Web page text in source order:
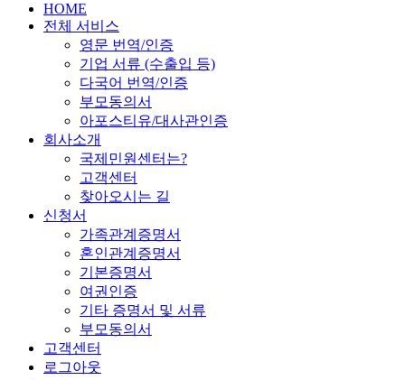
HOME
전체 서비스
영문 번역/인증
기업 서류 (수출입 등)
다국어 번역/인증
부모동의서
아포스티유/대사관인증
회사소개
국제민원센터는?
고객센터
찾아오시는 길
신청서
가족관계증명서
혼인관계증명서
기본증명서
여권인증
기타 증명서 및 서류
부모동의서
고객센터
로그아웃